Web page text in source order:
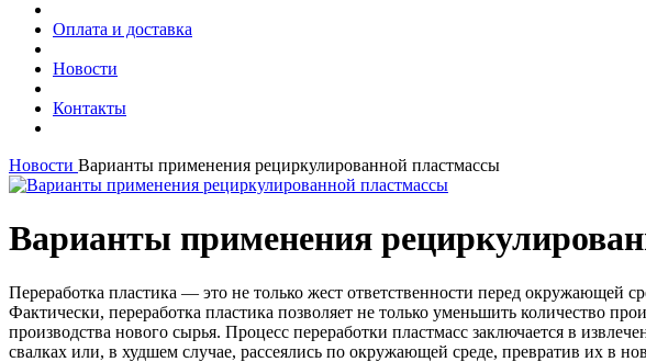
Оплата и доставка
Новости
Контакты
Новости Варианты применения рециркулированной пластмассы
Варианты применения
Переработка пластика — это не только жест ответственности перед окружающей
Фактически, переработка пластика позволяет не только уменьшить количество
производства нового сырья. Процесс переработки пластмасс заключается в
свалках или, в худшем случае, рассеялись по окружающей среде, превратив их в